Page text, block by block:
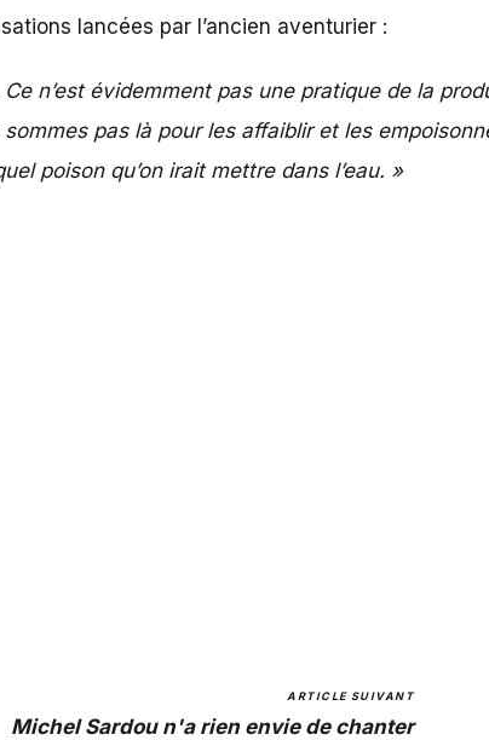
lancées par l’ancien aventurier :
n’est évidemment pas une pratique de la
pas là pour les affaiblir et les
poison qu’on irait mettre dans l’eau. »
ARTICLE SUIVANT
Michel Sardou n'a rien envie de chanter